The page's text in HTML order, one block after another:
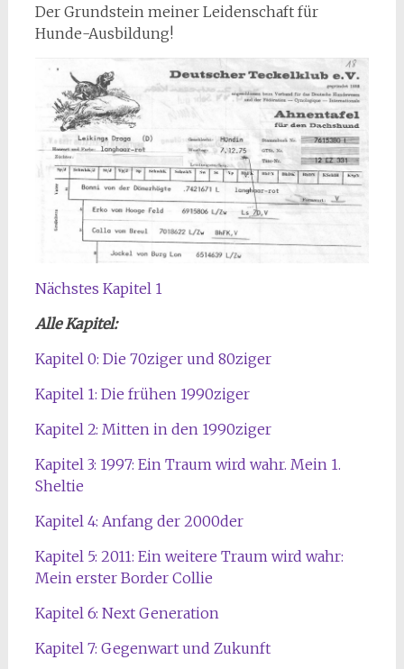
Der Grundstein meiner Leidenschaft für
Hunde-Ausbildung!
Nächstes Kapitel 1
Alle Kapitel:
Kapitel 0: Die 70ziger und 80ziger
Kapitel 1: Die frühen 1990ziger
Kapitel 2: Mitten in den 1990ziger
Kapitel 3: 1997: Ein Traum wird wahr. Mein 1.
Sheltie
Kapitel 4: Anfang der 2000der
Kapitel 5: 2011: Ein weitere Traum wird wahr:
Mein erster Border Collie
Kapitel 6: Next Generation
Kapitel 7: Gegenwart und Zukunft